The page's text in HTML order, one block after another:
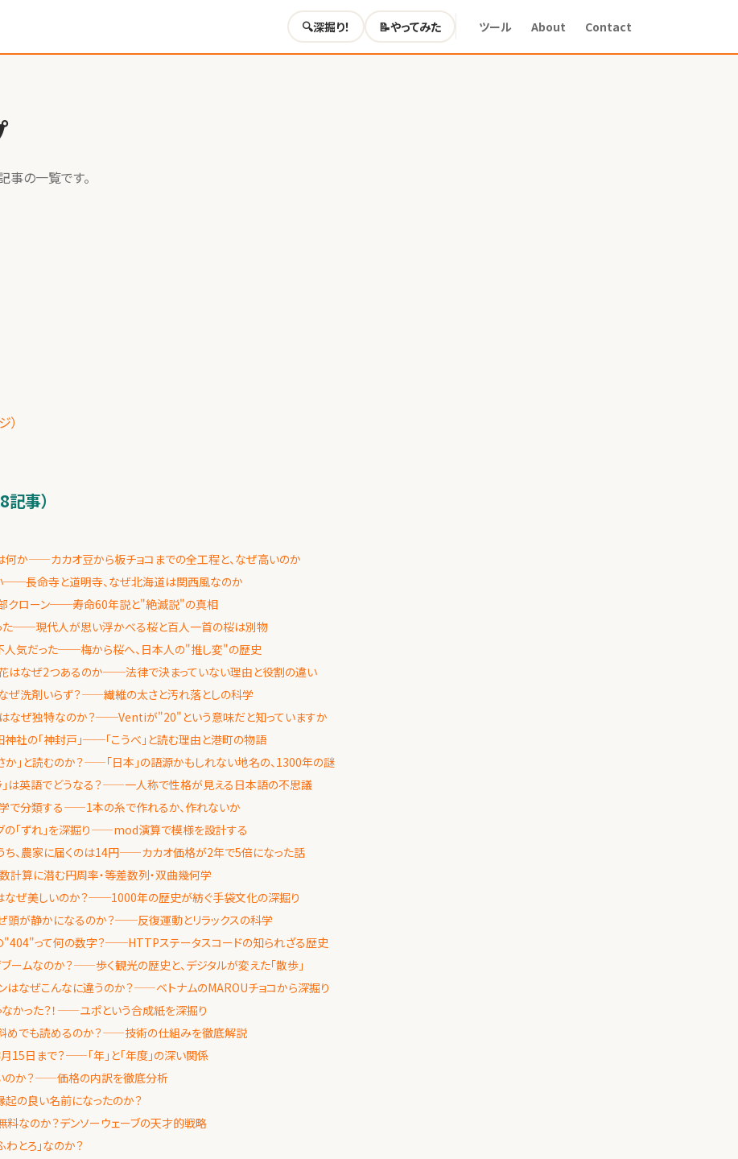
🔍深掘り！ 📝やってみた ツール About Contact
事の一覧です。
記事）
か——カカオ豆から板チョコまでの全工程と、なぜ高いのか
──長命寺と道明寺、なぜ北海道は関西風なのか
部クローン──寿命60年説と"絶滅説"の真相
た──現代人が思い浮かべる桜と百人一首の桜は別物
人気だった──梅から桜へ、日本人の"推し変"の歴史
はなぜ2つあるのか──法律で決まっていない理由と役割の違い
ぜ洗剤いらず？——繊維の太さと汚れ落としの科学
なぜ独特なのか？──Ventiが"20"という意味だと知っていますか
社の「神封戸」──「こうべ」と読む理由と港町の物語
さか」と読むのか？——「日本」の語源かもしれない地名の、1300年の謎
」は英語でどうなる？——一人称で性格が見える日本語の不思議
で分類する——1本の糸で作れるか、作れないか
の「ずれ」を深掘り——mod演算で模様を設計する
ち、農家に届くのは14円——カカオ価格が2年で5倍になった話
計算に潜む円周率・等差数列・双曲幾何学
なぜ美しいのか？──1000年の歴史が紡ぐ手袋文化の深掘り
頭が静かになるのか？──反復運動とリラックスの科学
って何の数字？──HTTPステータスコードの知られざる歴史
ブームなのか？——歩く観光の歴史と、デジタルが変えた「散歩」
はなぜこんなに違うのか？——ベトナムのMAROUチョコから深掘り
かった？！——ユポという合成紙を深掘り
めでも読めるのか？——技術の仕組みを徹底解説
15日まで？——「年」と「年度」の深い関係
のか？——価格の内訳を徹底分析
起の良い名前になったのか？
料なのか？デンソーウェーブの天才的戦略
わとろ」なのか？